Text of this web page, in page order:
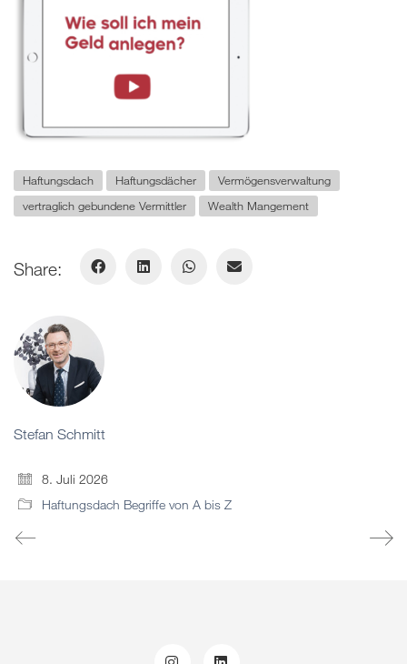
Haftungsdach Haftungsdächer
Vermögensverwaltung
vertraglich gebundene Vermittler
Wealth Mangement
Share:
Stefan Schmitt
8. Juli 2026
Haftungsdach Begriffe von A bis Z